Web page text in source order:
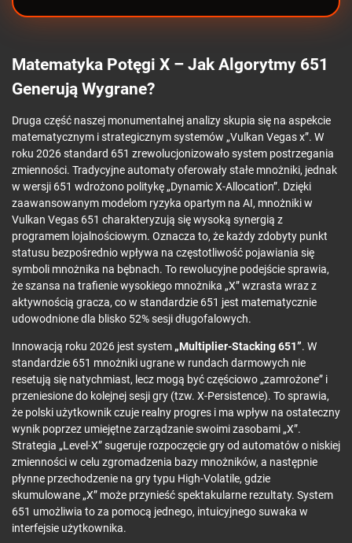
Matematyka Potęgi X – Jak Algorytmy 651
Generują Wygrane?
Druga część naszej monumentalnej analizy skupia się na aspekcie
matematycznym i strategicznym systemów „Vulkan Vegas x”. W
roku 2026 standard 651 zrewolucjonizowało system postrzegania
zmienności. Tradycyjne automaty oferowały stałe mnożniki, jednak
w wersji 651 wdrożono politykę „Dynamic X-Allocation”. Dzięki
zaawansowanym modelom ryzyka opartym na AI, mnożniki w
Vulkan Vegas 651 charakteryzują się wysoką synergią z
programem lojalnościowym. Oznacza to, że każdy zdobyty punkt
statusu bezpośrednio wpływa na częstotliwość pojawiania się
symboli mnożnika na bębnach. To rewolucyjne podejście sprawia,
że szansa na trafienie wysokiego mnożnika „X” wzrasta wraz z
aktywnością gracza, co w standardzie 651 jest matematycznie
udowodnione dla blisko 52% sesji długofalowych.
Innowacją roku 2026 jest system „Multiplier-Stacking 651”. W
standardzie 651 mnożniki ugrane w rundach darmowych nie
resetują się natychmiast, lecz mogą być częściowo „zamrożone” i
przeniesione do kolejnej sesji gry (tzw. X-Persistence). To sprawia,
że polski użytkownik czuje realny progres i ma wpływ na ostateczny
wynik poprzez umiejętne zarządzanie swoimi zasobami „X”.
Strategia „Level-X” sugeruje rozpoczęcie gry od automatów o niskiej
zmienności w celu zgromadzenia bazy mnożników, a następnie
płynne przechodzenie na gry typu High-Volatile, gdzie
skumulowane „X” może przynieść spektakularne rezultaty. System
651 umożliwia to za pomocą jednego, intuicyjnego suwaka w
interfejsie użytkownika.